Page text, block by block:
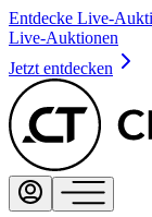
Entdecke Live-
Live-Auktionen
Jetzt entdecken